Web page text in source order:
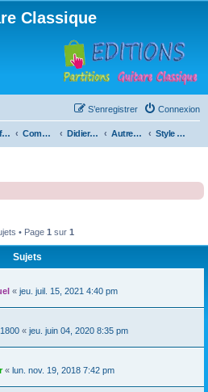
Classique
Connexion
S’enregistrer
Index du forum Compositions Didierland Autres musiques Style anciens
• Page 1 sur 1
Sujets
« jeu. juil. 15, 2021 4:40 pm
« jeu. juin 04, 2020 8:35 pm
« lun. nov. 19, 2018 7:42 pm